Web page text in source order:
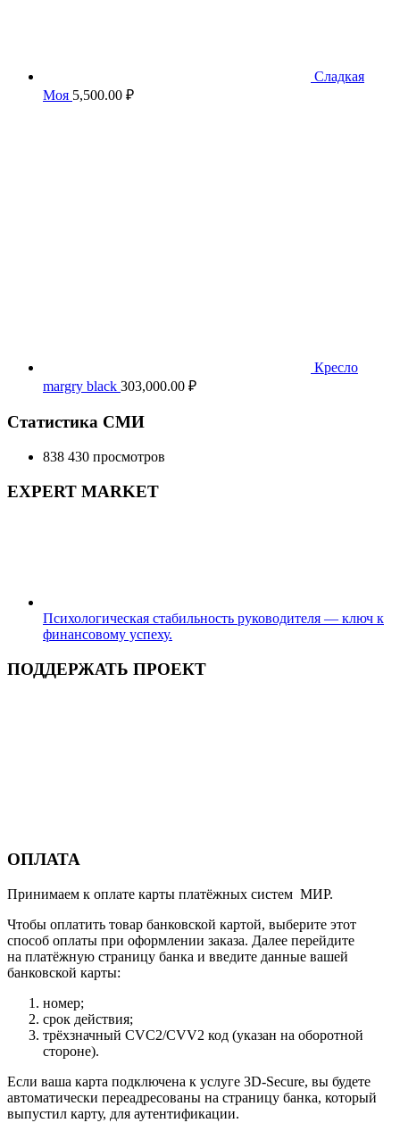
Сладкая
Моя 5,500.00 ₽
Кресло
margry black 303,000.00 ₽
Статистика СМИ
838 430 просмотров
EXPERT MARKET
Психологическая стабильность руководителя — ключ к
финансовому успеху.
ПОДДЕРЖАТЬ ПРОЕКТ
ОПЛАТА
Принимаем к оплате карты платёжных систем МИР.
Чтобы оплатить товар банковской картой, выберите этот
способ оплаты при оформлении заказа. Далее перейдите
на платёжную страницу банка и введите данные вашей
банковской карты:
номер;
срок действия;
трёхзначный CVC2/CVV2 код (указан на оборотной
стороне).
Если ваша карта подключена к услуге 3D-Secure, вы будете
автоматически переадресованы на страницу банка, который
выпустил карту, для аутентификации.